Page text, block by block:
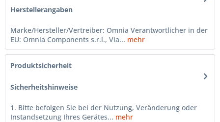
Herstellerangaben
Marke/Hersteller/Vertreiber: Omnia Verantwortlicher in der
EU: Omnia Components s.r.l., Via... mehr
Produktsicherheit
Sicherheitshinweise
1. Bitte befolgen Sie bei der Nutzung, Veränderung oder
Instandsetzung Ihres Gerätes... mehr